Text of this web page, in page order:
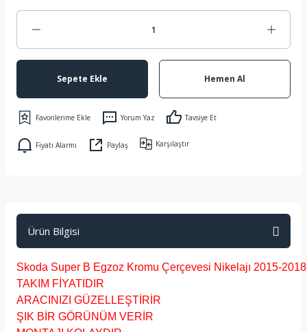
Sepete Ekle Hemen Al
Yorum Yaz Tavsiye Et
Fiyatı Alarmı Paylaş Karşılaştır
Ürün Bilgisi
Skoda Super B Egzoz Kromu Çerçevesi Nikelajı 2015-2018
TAKIM FİYATIDIR
ARACINIZI GÜZELLEŞTİRİR
ŞIK BİR GÖRÜNÜM VERİR